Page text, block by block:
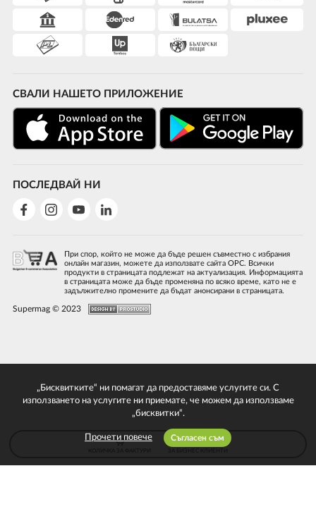
СВАЛИ НАШЕТО ПРИЛОЖЕНИЕ
ПОСЛЕДВАЙ НИ
При спор, който не може да бъде решен съвместно с избрания
онлайн магазин, можете да използвате сайта ОРС. Всички
продукти в страницата подлежат на актуализация. Информацията
в страницата може да бъде променяна по всяко време, като не е
задължително промените да бъдат анонсирани в страницата.
Supermag © 2023
„Бисквитките“ ни помагат да предоставяме услугите си. С
използването на услугите ни приемате, че можем да използваме
„бисквитки“.
Прочети повече Съгласен съм